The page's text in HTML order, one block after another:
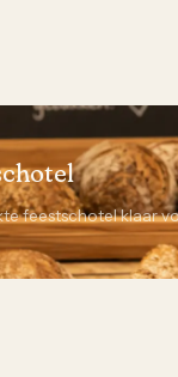
feestschotel klaar